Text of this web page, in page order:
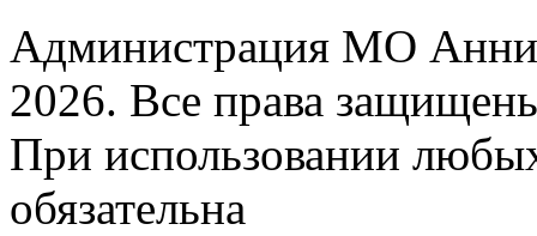
Администрация МО
2026. Все права
При использовании
обязательна